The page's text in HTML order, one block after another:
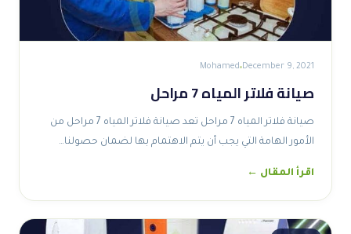
December 9, 2021
Mohamed
صيانة فلاتر المياه 7 مراحل
صيانة فلاتر المياه 7 مراحل تعد صيانة فلاتر المياه 7 مراحل من
الأمور الهامة التي يجب أن يتم الاهتمام بها لضمان حصولنا…
اقرأ المقال ←